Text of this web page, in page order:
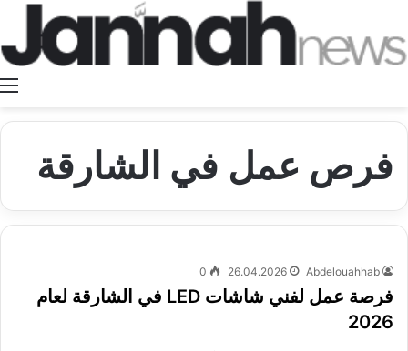
فرص عمل في الشارقة
Abdelouahhab
26.04.2026
0
فرصة عمل لفني شاشات LED في الشارقة لعام
2026